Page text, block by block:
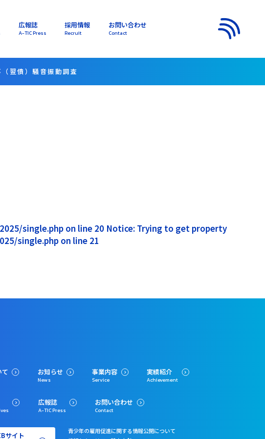
広報誌
A-TIC Press
採用情報
Recruit
お問い合わせ
Contact
翌債）騒音振動調査
single.php on line 20 Notice: Trying to get property
single.php on line 21
て お知らせ
News
事業内容
Service
実績紹介
Achievement
広報誌
A-TIC Press
お問い合わせ
Contact
サイト
青少年の雇用促進に関する情報公開について